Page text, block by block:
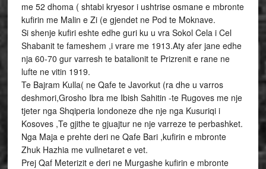
me 52 dhoma ( shtabi kryesor i ushtrise osmane e mbronte
kufirin me Malin e Zi (e gjendet ne Pod te Moknave.
Si shenje kufiri eshte edhe guri ku u vra Sokol Cela i Cel
Shabanit te fameshem ,i vrare me 1913.Aty afer jane edhe
nja 60-70 gur varresh te batalionit te Prizrenit e rane ne
lufte ne vitin 1919.
Te Bajram Kulla( ne Qafe te Javorkut (ra dhe u varros
deshmori,Grosho Ibra me Ibish Sahitin -te Rugoves me nje
tjeter nga Shqiperia londoneze dhe nje nga Kusuriqi i
Kosoves ,Te gjithe te gjuajtur ne nje varreze te perbashket.
Nga Maja e prehte deri ne Qafe Bari ,kufirin e mbronte
Zhuk Hazhia me vullnetaret e vet.
Prej Qaf Meterizit e deri ne Murgashe kufirin e mbronte